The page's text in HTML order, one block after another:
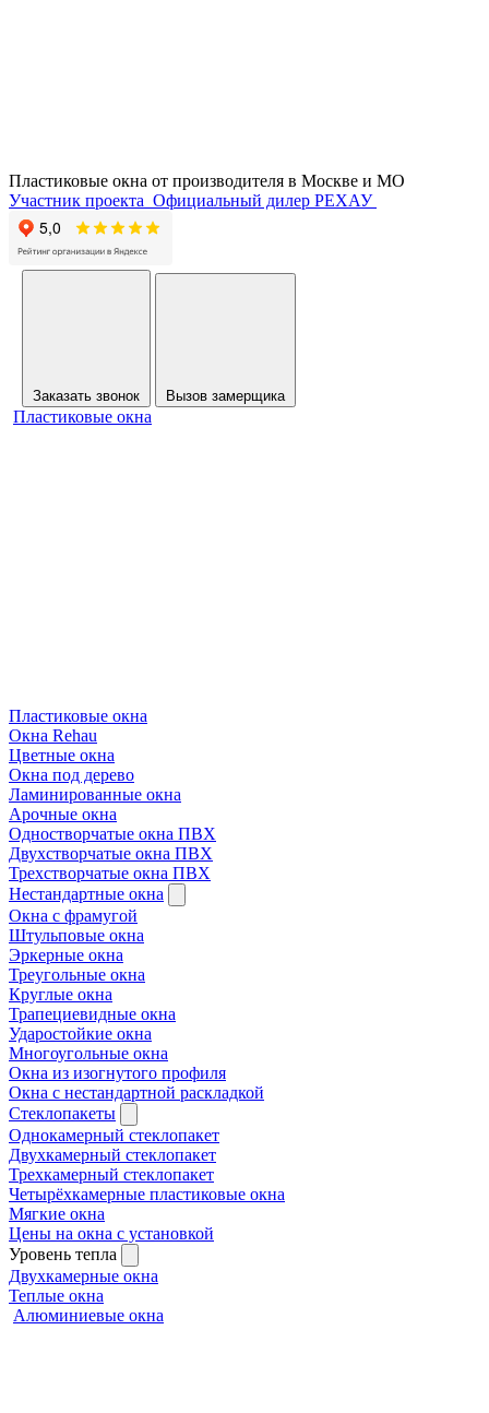
Пластиковые окна от производителя в Москве и МО
Участник проекта Официальный дилер РЕХАУ
Заказать звонок Вызов замерщика
Пластиковые окна
Пластиковые окна
Окна Rehau
Цветные окна
Окна под дерево
Ламинированные окна
Арочные окна
Одностворчатые окна ПВХ
Двухстворчатые окна ПВХ
Трехстворчатые окна ПВХ
Нестандартные окна
Окна с фрамугой
Штульповые окна
Эркерные окна
Треугольные окна
Круглые окна
Трапециевидные окна
Ударостойкие окна
Многоугольные окна
Окна из изогнутого профиля
Окна с нестандартной раскладкой
Стеклопакеты
Однокамерный стеклопакет
Двухкамерный стеклопакет
Трехкамерный стеклопакет
Четырёхкамерные пластиковые окна
Мягкие окна
Цены на окна с установкой
Уровень тепла
Двухкамерные окна
Теплые окна
Алюминиевые окна